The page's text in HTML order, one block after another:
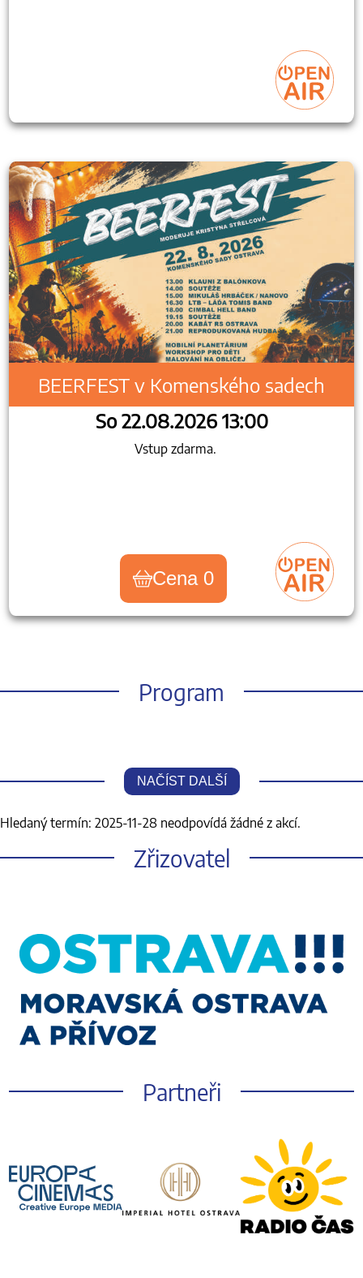
BEERFEST v Komenského sadech
So 22.08.2026 13:00
Vstup zdarma.
Cena 0
Program
NAČÍST DALŠÍ
Hledaný termín: 2025-11-28 neodpovídá žádné z akcí.
Zřizovatel
Partneři